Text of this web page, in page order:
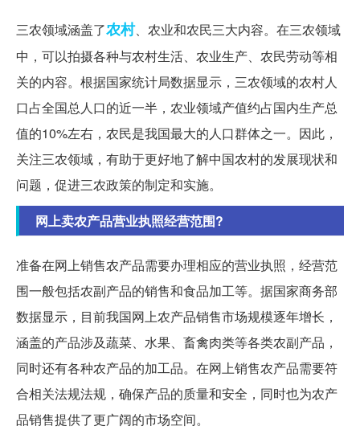
三农领域涵盖了农村、农业和农民三大内容。在三农领域
中，可以拍摄各种与农村生活、农业生产、农民劳动等相
关的内容。根据国家统计局数据显示，三农领域的农村人
口占全国总人口的近一半，农业领域产值约占国内生产总
值的10%左右，农民是我国最大的人口群体之一。因此，
关注三农领域，有助于更好地了解中国农村的发展现状和
问题，促进三农政策的制定和实施。
网上卖农产品营业执照经营范围?
准备在网上销售农产品需要办理相应的营业执照，经营范
围一般包括农副产品的销售和食品加工等。据国家商务部
数据显示，目前我国网上农产品销售市场规模逐年增长，
涵盖的产品涉及蔬菜、水果、畜禽肉类等各类农副产品，
同时还有各种农产品的加工品。在网上销售农产品需要符
合相关法规法规，确保产品的质量和安全，同时也为农产
品销售提供了更广阔的市场空间。